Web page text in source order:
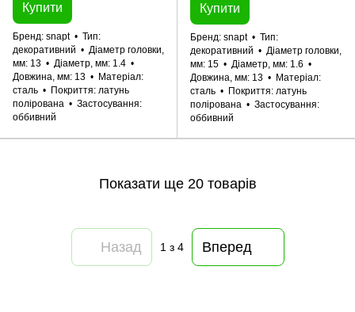
Купити
Бренд snapt
Тип
декоративний
Діаметр головки,
мм 13 Діаметр, мм 1.4
Довжина, мм 13
Матеріал
сталь
Покриття латунь
полірована
Застосування
оббивний
Купити
Бренд snapt
Тип
декоративний
Діаметр головки,
мм 15 Діаметр, мм 1.6
Довжина, мм 13
Матеріал
сталь
Покриття латунь
полірована
Застосування
оббивний
Показати ще 20 товарів
Назад 1з 4 Вперед